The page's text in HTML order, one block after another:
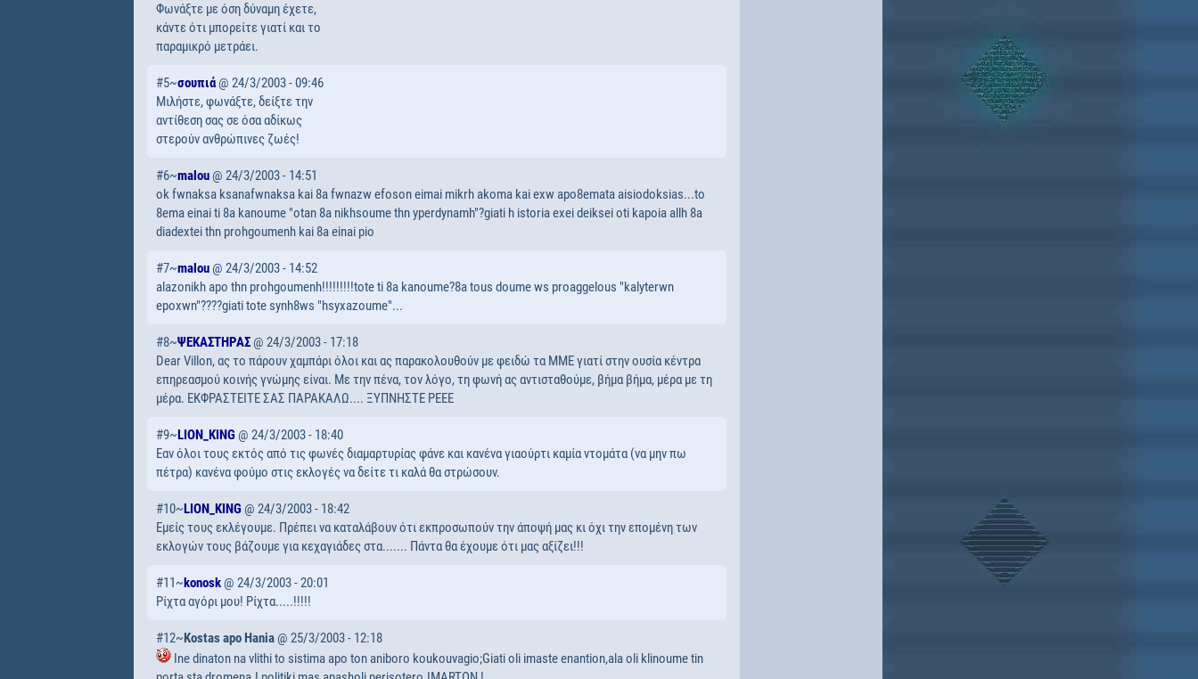
Φωνάξτε με όση δύναμη έχετε,
κάντε ότι μπορείτε γιατί και το
παραμικρό μετράει.
#5~σουπιά@ 24/3/2003 - 09:46
Μιλήστε, φωνάξτε, δείξτε την
αντίθεση σας σε όσα αδίκως
στερούν ανθρώπινες ζωές!
#6~malou @ 24/3/2003 - 14:51
ok fwnaksa ksanafwnaksa kai 8a fwnazw efoson eimai mikrh akoma kai exw apo8emata aisiodoksias...to
8ema einai ti 8a kanoume "otan 8a nikhsoume thn yperdynamh"?giati h istoria exei deiksei oti kapoia allh 8a
diadextei thn prohgoumenh kai 8a einai pio
#7~malou@ 24/3/2003 - 14:52
alazonikh apo thn prohgoumenh!!!!!!!!!tote ti 8a kanoume?8a tous doume ws proaggelous "kalyterwn
epoxwn"????giati tote synh8ws "hsyxazoume"...
#8~ΨΕΚΑΣΤΗΡΑΣ @ 24/3/2003 - 17:18
Dear Villon, ας το πάρουν χαμπάρι όλοι και ας παρακολουθούν με φειδώ τα ΜΜΕ γιατί στην ουσία κέντρα
επηρεασμού κοινής γνώμης είναι. Με την πένα, τον λόγο, τη φωνή ας αντισταθούμε, βήμα βήμα, μέρα με τη
μέρα. ΕΚΦΡΑΣΤΕΙΤΕ ΣΑΣ ΠΑΡΑΚΑΛΩ.... ΞΥΠΝΗΣΤΕ ΡΕΕΕ
#9~LION_KING@ 24/3/2003 - 18:40
Εαν όλοι τους εκτός από τις φωνές διαμαρτυρίας φάνε και κανένα γιαούρτι καμία ντομάτα (να μην πω
πέτρα) κανένα φούμο στις εκλογές να δείτε τι καλά θα στρώσουν.
#10~LION_KING @ 24/3/2003 - 18:42
Εμείς τους εκλέγουμε. Πρέπει να καταλάβουν ότι εκπροσωπούν την άποψή μας κι όχι την επομένη των
εκλογών τους βάζουμε για κεχαγιάδες στα....... Πάντα θα έχουμε ότι μας αξίζει!!!
#11~konosk@ 24/3/2003 - 20:01
Ρίχτα αγόρι μου! Ρίχτα.....!!!!!
#12~Kostas apo Hania @ 25/3/2003 - 12:18
Ine dinaton na vlithi to sistima apo ton aniboro koukouvagio;Giati oli imaste enantion,ala oli klinoume tin